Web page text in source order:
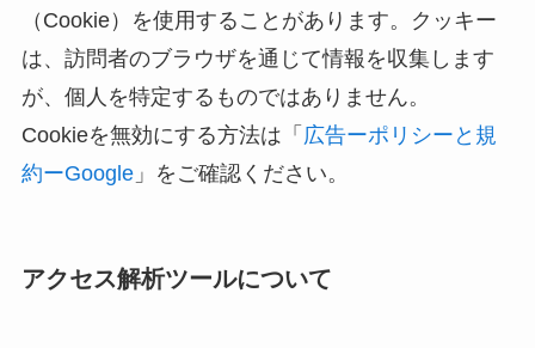
（Cookie）を使用することがあります。クッキー
は、訪問者のブラウザを通じて情報を収集します
が、個人を特定するものではありません。
Cookieを無効にする方法は「 広告ーポリシーと規
約ーGoogle」をご確認ください。
アクセス解析ツールについて